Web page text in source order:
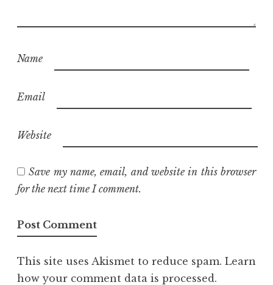
Name
Email
Website
Save my name, email, and website in this browser
for the next time I comment.
This site uses Akismet to reduce spam. Learn
how your comment data is processed.